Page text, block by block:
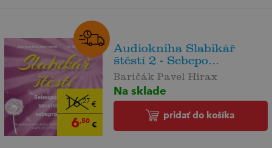
16,27 €
6,50€
Audiokniha Slabikář
štěstí 2 - Sebepo...
Baričák Pavel Hirax
Na sklade
pridať do košíka